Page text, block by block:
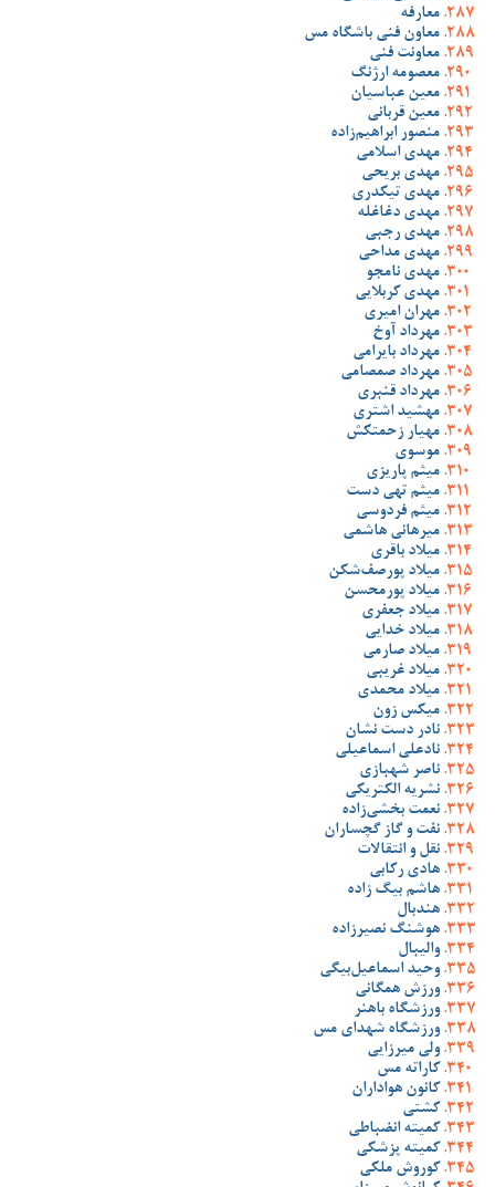
معارفه
معاون فنی باشگاه مس
معاونت فنی
معصومه ارژنگ
معین عباسیان
معین قربانی
منصور ابراهیم‌زاده
مهدی اسلامی
مهدی بریحی
مهدی تیکدری
مهدی دغاغله
مهدی رجبی
مهدی مداحی
مهدی نامجو
مهدی کربلایی
مهران امیری
مهرداد آوخ
مهرداد بایرامی
مهرداد صمصامی
مهرداد قنبری
مهشید اشتری
مهیار زحمتکش
موسوی
میثم پاریزی
میثم تهی دست
میثم فردوسی
میرهانی هاشمی
میلاد باقری
میلاد پورصف‌شکن
میلاد پورمحسن
میلاد جعفری
میلاد خدایی
میلاد صارمی
میلاد غریبی
میلاد محمدی
میکس زون
نادر دست نشان
نادعلی اسماعیلی
ناصر شهبازی
نشریه الکتریکی
نعمت بخشی‌زاده
نفت و گاز گچساران
نقل و انتقالات
هادی رکابی
هاشم بیگ زاده
هندبال
هوشنگ نصیرزاده
والیبال
وحید اسماعیل‌بیگی
ورزش همگانی
ورزشگاه باهنر
ورزشگاه شهدای مس
ولی میرزایی
کاراته مس
کانون هواداران
کشتی
کمیته انضباطی
کمیته پزشکی
کوروش ملکی